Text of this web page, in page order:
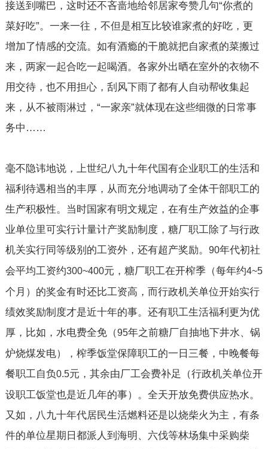
接送到嘴巴，这时还不吝啬地给邻居家夸赞几句“你煮的
菜好吃”。一来一往，不但是相互比较谁家煮的好吃，更
增加了情感的交流。如有酒瘾的干脆就把自家煮的菜搬过
来，两家一起合吃一起喝酒。各家外出晒在室外的衣物不
用交待，也不用担心，刮风下雨了都有人自动帮收集起
来，从不被雨淋过，“一家亲”就体现在这些细微的日常事
务中……
毫不隐讳地说，上世纪八九十年代国有企业职工的生活和
福利待遇相当的丰厚，从而充分地调动了全体干部职工的
生产积极性。当时国家有明文规定，在有生产效益的企事
业单位里可实行计量计产奖励制度，糖厂职工除了与行政
机关实行同等级别的工资外，还有超产奖励。 90年代初社
会平均工资约300~400元，糖厂职工在开榨季（每年约4~5
个月）的奖金有时还比工资高，而行政机关单位开始实行
绩效奖励制度才是近十年的事。还有职工生活福利更为优
厚，比如，水电费全免（95年之前糖厂自抽地下井水、锅
炉烧煤发电），榨季饭堂保障职工的一日三餐，中晚餐每
餐职工自负0.5元，其余由厂工会费补足（行政机关单位开
设职工饭堂也是近几年的事）。全天开放免费供应热水。
又如，八九十年代居民生活燃料还是以烧柴火为主，有条
件的单位星期日都派人到海明、六伐等林场集中采购柴